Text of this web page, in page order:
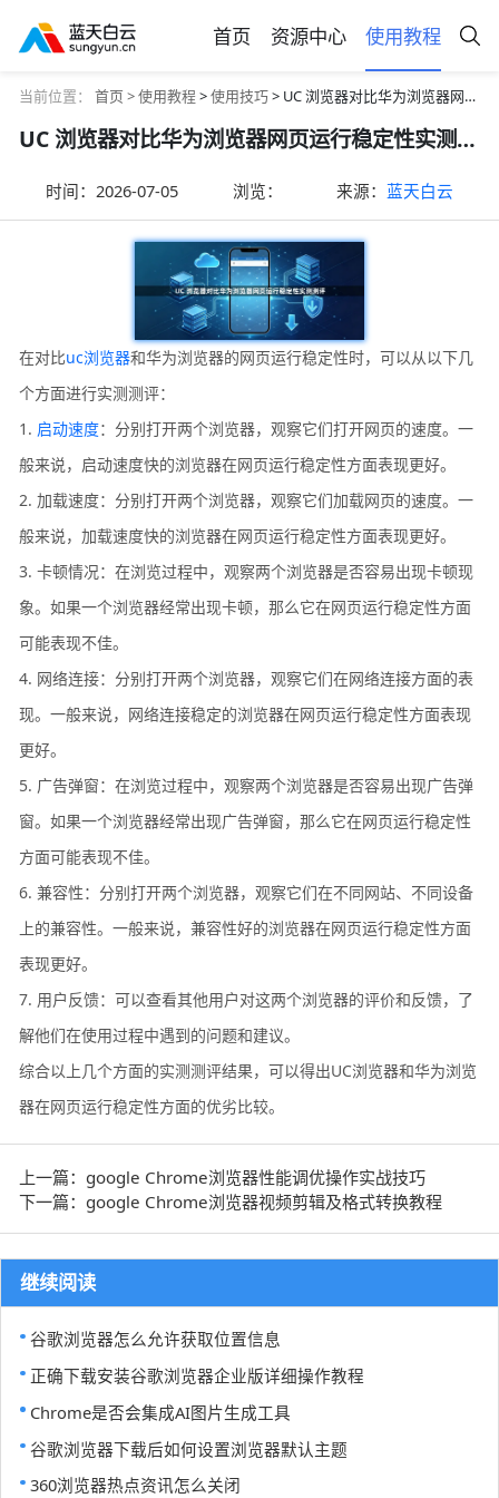
首页 资源中心 使用教程
当前位置： 首页 >使用教程>使用技巧> UC 浏览器对比华为浏览器网页运行稳定性实测测评
UC 浏览器对比华为浏览器网页运行稳定性实测测评
时间：2026-07-05 浏览： 来源： 蓝天白云
在对比uc浏览器和华为浏览器的网页运行稳定性时，可以从以下几
个方面进行实测测评：
1. 启动速度：分别打开两个浏览器，观察它们打开网页的速度。一
般来说，启动速度快的浏览器在网页运行稳定性方面表现更好。
2. 加载速度：分别打开两个浏览器，观察它们加载网页的速度。一
般来说，加载速度快的浏览器在网页运行稳定性方面表现更好。
3. 卡顿情况：在浏览过程中，观察两个浏览器是否容易出现卡顿现
象。如果一个浏览器经常出现卡顿，那么它在网页运行稳定性方面
可能表现不佳。
4. 网络连接：分别打开两个浏览器，观察它们在网络连接方面的表
现。一般来说，网络连接稳定的浏览器在网页运行稳定性方面表现
更好。
5. 广告弹窗：在浏览过程中，观察两个浏览器是否容易出现广告弹
窗。如果一个浏览器经常出现广告弹窗，那么它在网页运行稳定性
方面可能表现不佳。
6. 兼容性：分别打开两个浏览器，观察它们在不同网站、不同设备
上的兼容性。一般来说，兼容性好的浏览器在网页运行稳定性方面
表现更好。
7. 用户反馈：可以查看其他用户对这两个浏览器的评价和反馈，了
解他们在使用过程中遇到的问题和建议。
综合以上几个方面的实测测评结果，可以得出UC浏览器和华为浏览
器在网页运行稳定性方面的优劣比较。
上一篇：google Chrome浏览器性能调优操作实战技巧
下一篇：google Chrome浏览器视频剪辑及格式转换教程
继续阅读
谷歌浏览器怎么允许获取位置信息
正确下载安装谷歌浏览器企业版详细操作教程
Chrome是否会集成AI图片生成工具
谷歌浏览器下载后如何设置浏览器默认主题
360浏览器热点资讯怎么关闭